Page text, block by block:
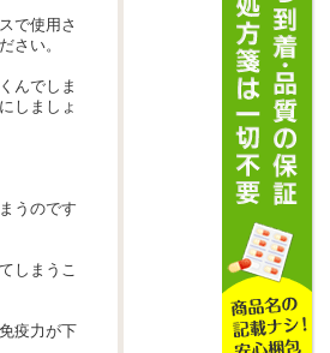
で使用さ
さい。
んでしま
しましょ
うのです
しまうこ
疫力が下